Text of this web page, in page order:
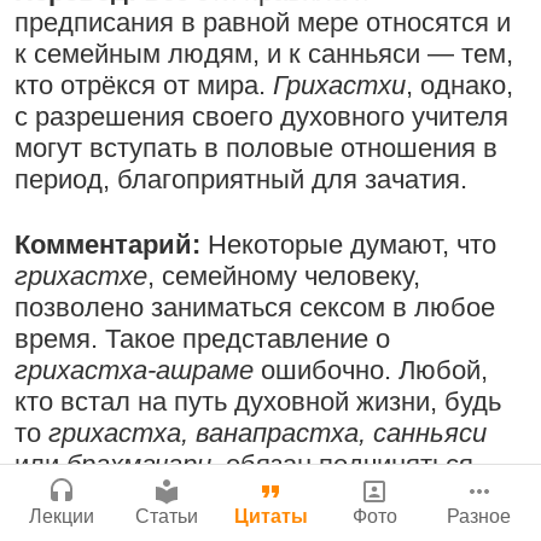
Поклоняться Бхактивиноду Тхакуру,
исполняя его бхаджаны
1:14:02 |12 сентября
2008 |Бойсе, Айдахо, США
Радхарани — глава департамента
служений
1:05:35 |7 сентября 2008
Деятельность на благо всех живых
существ
33:28 |30 ноября 2019|
Мы теряем нормальную жизнь и слава
Богу!
29 июля 2026|Васух|
Вишну-сахасра-нама
Богатство, которое не спрятать в
сундук
28 июля 2026 |Васух
Вишну-сахасра-нама
Где живет Верховная Личность Бога?
Каков адрес Вишну?
предписания в равной мере относятся и
к семейным людям, и к санньяси — тем,
кто отрёкся от мира. Грихастхи, однако,
с разрешения своего духовного учителя
могут вступать в половые отношения в
период, благоприятный для зачатия.
Комментарий: Некоторые думают, что
грихастхе, семейному человеку,
позволено заниматься сексом в любое
время. Такое представление о
грихастха-ашраме ошибочно. Любой,
кто встал на путь духовной жизни, будь
то грихастха, ванапрастха, санньяси
илибрахмачари, обязан подчиняться
духовному учителю.Брахмачари и
санньяси
должны полностью
Джанмаштами в Тбилиси 2025
Сайт
Войти|Регистрация|История версий|
Инструкция
Лекции Статьи Цитаты Фото Разное